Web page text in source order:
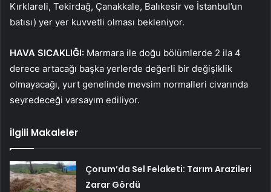
Kırklareli, Tekirdağ, Çanakkale, Balıkesir ve İstanbul’un
batısı) yer yer kuvvetli olması bekleniyor.
HAVA SICAKLIĞI: Marmara ile doğu bölümlerde 2 ila 4
derece artacağı başka yerlerde değerli bir değişiklik
olmayacağı, yurt genelinde mevsim normalleri civarında
seyredeceği varsayım ediliyor.
İlgili Makaleler
Çorum’da Sel Felaketi: Tarım Arazileri
Zarar Gördü